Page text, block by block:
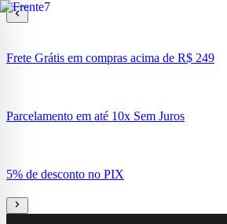
Frete Grátis em compras acima de R$ 249
Parcelamento em até 10x Sem Juros
5% de desconto no PIX